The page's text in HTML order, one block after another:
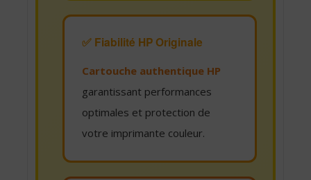
✅ Fiabilité HP Originale
Cartouche authentique HP
garantissant performances
optimales et protection de
votre imprimante couleur.